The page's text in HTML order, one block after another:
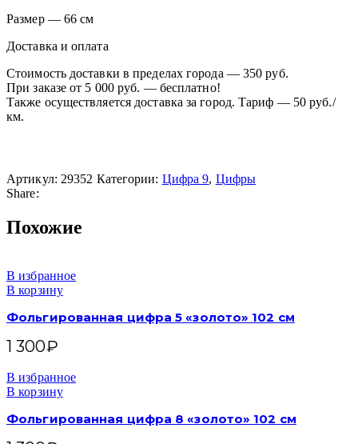
Размер — 66 см
Доставка и оплата
Стоимость доставки в пределах города — 350 руб.
При заказе от 5 000 руб. — бесплатно!
Также осуществляется доставка за город. Тариф — 50 руб./
км.
Артикул: 29352 Категории: Цифра 9, Цифры
Share:
Похожие
В избранное
В корзину
Фольгированная цифра 5 «золото» 102 см
1 300₽
В избранное
В корзину
Фольгированная цифра 8 «золото» 102 см